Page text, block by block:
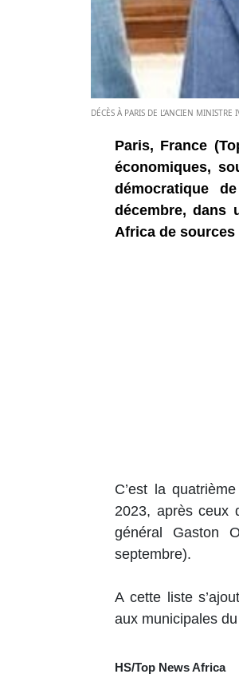
DÉCÈS À PARIS DE L’ANCIEN
Paris, France
économiques,
démocratique
décembre, dans
Africa de
C’est la
2023, après ceux
général Gaston
septembre).
A cette liste
aux municipales
HS/Top News Africa